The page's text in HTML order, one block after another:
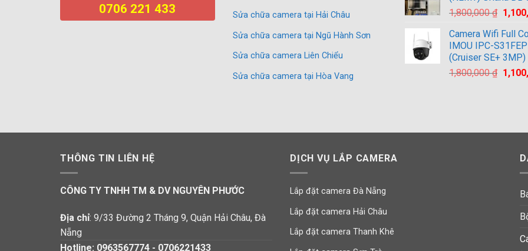
0706 221 433 Sửa chữa camera tại Hải Châu
Sửa chữa camera tại Ngũ Hành Sơn
Sửa chữa camera Liên Chiểu
Sửa chữa camera tại Hòa Vang
1,800,000₫ Giá
là:
Camera Wifi Full
IMOU IPC-S31FEP
(Cruiser SE+ 3MP)
1,800,000₫ Giá
THÔNG TIN LIÊN HỆ
CÔNG TY TNHH TM & DV NGUYÊN PHƯỚC
Địa chỉ: 9/33 Đường 2 Tháng 9, Quận Hải Châu, Đà
Nẵng
Hotline: 0963567774 - 0706221433
DỊCH VỤ LẮP CAMERA
Lắp đặt camera Đà Nẵng
Lắp đặt camera Hải Châu
Lắp đặt camera Thanh Khê